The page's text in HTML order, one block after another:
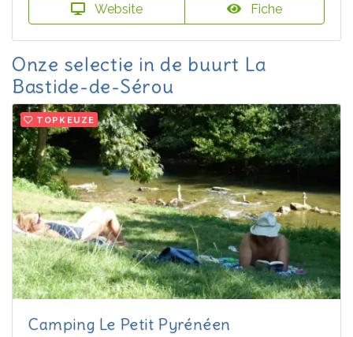
Website Fiche
Onze selectie in de buurt La
Bastide-de-Sérou
TOPKEUZE
Camping Le Petit Pyrénéen